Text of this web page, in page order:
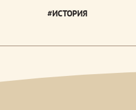
#ИСТОРИЯ